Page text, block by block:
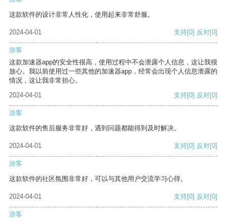
这款软件的设计非常人性化，使用起来非常舒服。
2024-04-01 支持[0] 反对[0]
游客
这款加速器app的安全性很高，使用过程中不会泄露个人信息，这让我很
放心。我以前使用过一些其他的加速器app，经常会出现个人信息泄露的
情况，这让我非常担心。
2024-04-01
支持[0] 反对[0]
游客
这款软件的售后服务非常好，遇到问题都能得到及时解决。
2024-04-01 支持[0] 反对[0]
游客
这款软件的社区氛围非常好，可以与其他用户交流学习心得。
2024-04-01 支持[0] 反对[0]
游客